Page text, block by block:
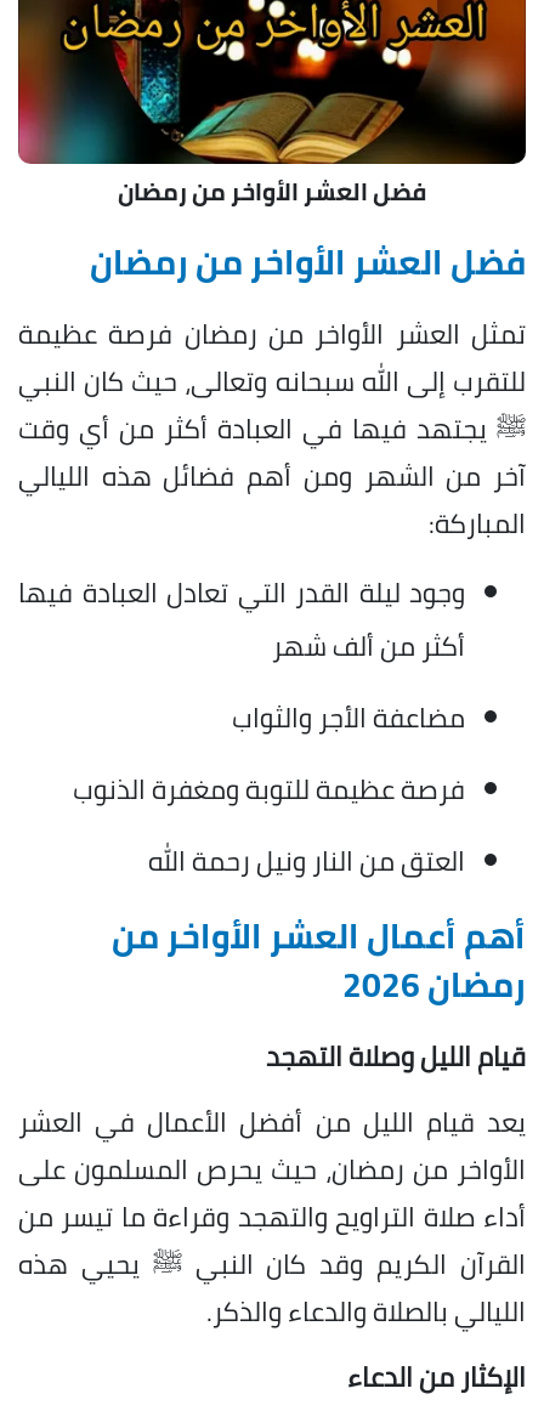
فضل العشر الأواخر من رمضان
فضل العشر الأواخر من رمضان
تمثل العشر الأواخر من رمضان فرصة عظيمة
للتقرب إلى الله سبحانه وتعالى، حيث كان النبي
ﷺ يجتهد فيها في العبادة أكثر من أي وقت
آخر من الشهر ومن أهم فضائل هذه الليالي
المباركة:
وجود ليلة القدر التي تعادل العبادة فيها
أكثر من ألف شهر
مضاعفة الأجر والثواب
فرصة عظيمة للتوبة ومغفرة الذنوب
العتق من النار ونيل رحمة الله
أهم أعمال العشر الأواخر من
رمضان 2026
قيام الليل وصلاة التهجد
يعد قيام الليل من أفضل الأعمال في العشر
الأواخر من رمضان، حيث يحرص المسلمون على
أداء صلاة التراويح والتهجد وقراءة ما تيسر من
القرآن الكريم وقد كان النبي ﷺ يحيي هذه
الليالي بالصلاة والدعاء والذكر.
الإكثار من الدعاء